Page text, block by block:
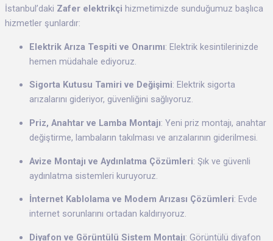
İstanbul’daki Zafer elektrikçi hizmetimizde sunduğumuz başlıca
hizmetler şunlardır:
Elektrik Arıza Tespiti ve Onarımı: Elektrik kesintilerinizde
hemen müdahale ediyoruz.
Sigorta Kutusu Tamiri ve Değişimi: Elektrik sigorta
arızalarını gideriyor, güvenliğini sağlıyoruz.
Priz, Anahtar ve Lamba Montajı: Yeni priz montajı, anahtar
değiştirme, lambaların takılması ve arızalarının giderilmesi.
Avize Montajı ve Aydınlatma Çözümleri: Şık ve güvenli
aydınlatma sistemleri kuruyoruz.
İnternet Kablolama ve Modem Arızası Çözümleri: Evde
internet sorunlarını ortadan kaldırıyoruz.
Diyafon ve Görüntülü Sistem Montajı: Görüntülü diyafon